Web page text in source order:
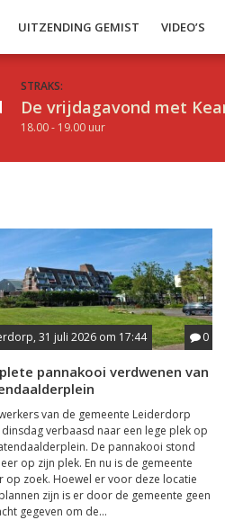
UITZENDING GEMIST VIDEO’S
STRAKS:
De vrijdagavond met
18.00 - 19.00 uur
31 juli 2026 om 17:44 0
pannakooi verdwenen van
van de gemeente Leiderdorp
dinsdag verbaasd naar een lege plek op
De pannakooi stond
op zijn plek. En nu is de gemeente
op zoek. Hoewel er voor deze locatie
zijn is er door de gemeente geen
gegeven om de...